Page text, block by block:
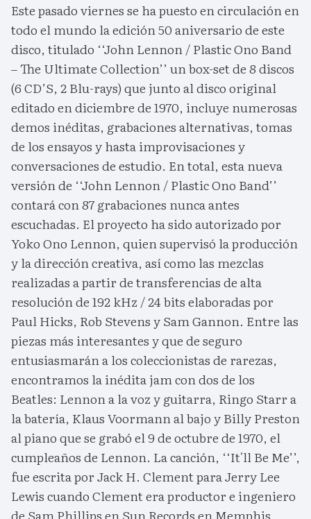
Este pasado viernes se ha puesto en circulación en
todo el mundo la edición 50 aniversario de este
disco, titulado ‘‘John Lennon / Plastic Ono Band
– The Ultimate Collection’’ un box-set de 8 discos
(6 CD’S, 2 Blu-rays) que junto al disco original
editado en diciembre de 1970, incluye numerosas
demos inéditas, grabaciones alternativas, tomas
de los ensayos y hasta improvisaciones y
conversaciones de estudio. En total, esta nueva
versión de ‘‘John Lennon / Plastic Ono Band’’
contará con 87 grabaciones nunca antes
escuchadas. El proyecto ha sido autorizado por
Yoko Ono Lennon, quien supervisó la producción
y la dirección creativa, así como las mezclas
realizadas a partir de transferencias de alta
resolución de 192 kHz / 24 bits elaboradas por
Paul Hicks, Rob Stevens y Sam Gannon. Entre las
piezas más interesantes y que de seguro
entusiasmarán a los coleccionistas de rarezas,
encontramos la inédita jam con dos de los
Beatles: Lennon a la voz y guitarra, Ringo Starr a
la batería, Klaus Voormann al bajo y Billy Preston
al piano que se grabó el 9 de octubre de 1970, el
cumpleaños de Lennon. La canción, ‘‘It'll Be Me’’,
fue escrita por Jack H. Clement para Jerry Lee
Lewis cuando Clement era productor e ingeniero